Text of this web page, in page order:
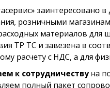
заинтересовано
розничными
материалов для
ТР ТС и завезена в
расчету с НДС, а для
к сотрудничествуна
полный пакет